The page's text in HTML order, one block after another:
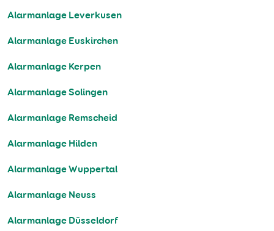
Alarmanlage Leverkusen
Alarmanlage Euskirchen
Alarmanlage Kerpen
Alarmanlage Solingen
Alarmanlage Remscheid
Alarmanlage Hilden
Alarmanlage Wuppertal
Alarmanlage Neuss
Alarmanlage Düsseldorf